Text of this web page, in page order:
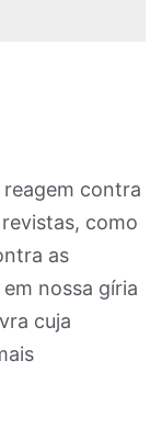
reagem contra
como
as
nossa gíria
cuja